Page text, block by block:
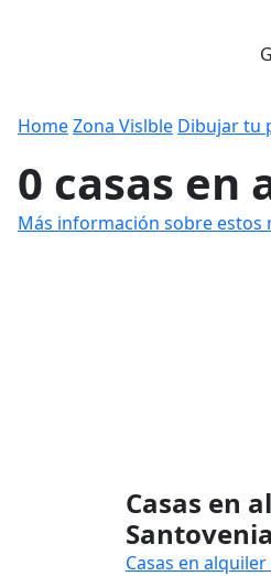
HomeZona Vislble Dibujar tu
0 casas en
Más información sobre estos
Casas en
Casas en